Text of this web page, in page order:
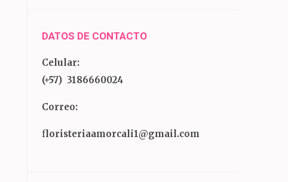
DATOS DE CONTACTO
Celular:
(+57) 3186660024
Correo:
floristeriaamorcali1@gmail.com